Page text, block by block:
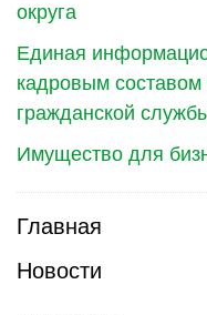
округа
Единая
кадровым составом
гражданской
Имущество для
Главная
Новости